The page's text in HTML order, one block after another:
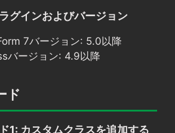
グインおよびバージョン
7バージョン: 5.0以降
バージョン: 4.9以降
ド
1: カスタムクラスを追加する